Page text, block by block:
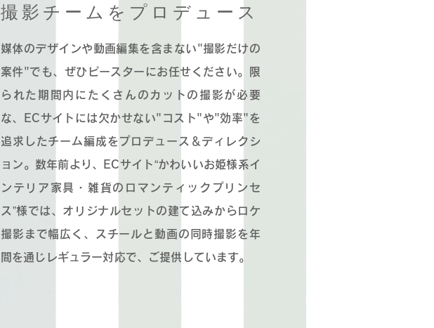
撮影チームをプロデュース
媒体のデザインや動画編集を含まない"撮影だけの
案件"でも、ぜひピースターにお任せください。限
られた期間内にたくさんのカットの撮影が必要
な、ECサイトには欠かせない"コスト"や"効率"を
追求したチーム編成をプロデュース＆ディレクシ
ョン。数年前より、ECサイト“かわいいお姫様系イ
ンテリア家具・雑貨のロマンティックプリンセ
ス”様では、オリジナルセットの建て込みからロケ
撮影まで幅広く、スチールと動画の同時撮影を年
間を通じレギュラー対応で、ご提供しています。